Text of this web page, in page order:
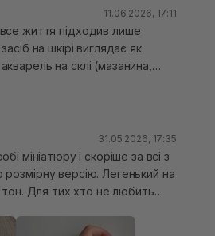
11.06.2026, 17:11
на шкірі виглядає як
на склі (мазанина,
наношу на шкіру, яка гарно
кремах. Пудра
31.05.2026, 17:35
мініатюру і скоріше за всі з
версію. Легенький на
тон. Для тих хто не любить
або на літо - топ! Але це не
тобто на якусь шкіру може